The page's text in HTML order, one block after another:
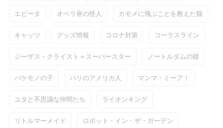
エビータ オペラ座の怪人 カモメに飛ぶことを教えた猫
キャッツ グッズ情報 コロナ対策 コーラスライン
ジーザス・クライスト＝スーパースター ノートルダムの鐘
バケモノの子 パリのアメリカ人 マンマ・ミーア！
ユタと不思議な仲間たち ライオンキング
リトルマーメイド ロボット・イン・ザ・ガーデン